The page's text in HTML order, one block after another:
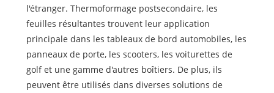
l'étranger. Thermoformage postsecondaire, les
feuilles résultantes trouvent leur application
principale dans les tableaux de bord automobiles, les
panneaux de porte, les scooters, les voiturettes de
golf et une gamme d'autres boîtiers. De plus, ils
peuvent être utilisés dans diverses solutions de